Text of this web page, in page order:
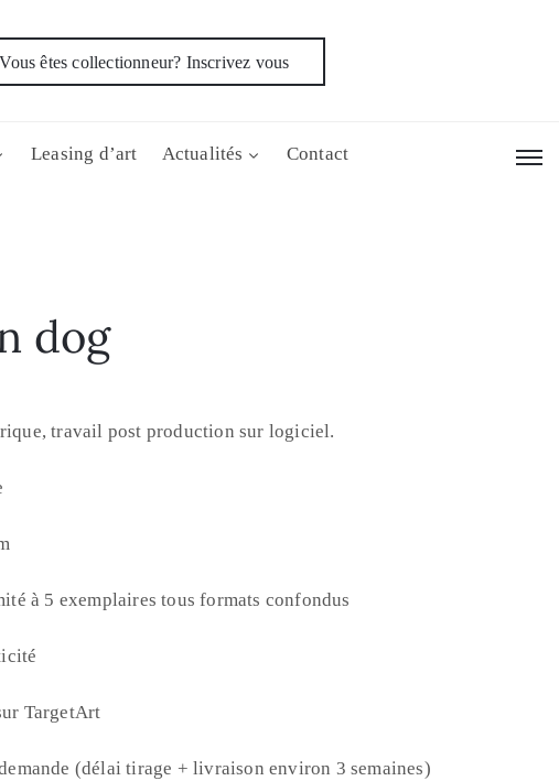
Vous êtes collectionneur? Inscrivez vous
Leasing d’art Actualités Contact
dog
travail post production sur logiciel.
à 5 exemplaires tous formats confondus
TargetArt
(délai tirage + livraison environ 3 semaines)